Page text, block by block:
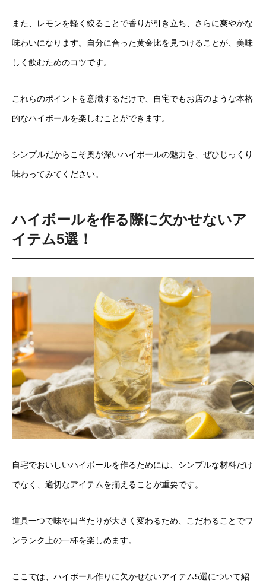
また、レモンを軽く絞ることで香りが引き立ち、さらに爽やかな
味わいになります。自分に合った黄金比を見つけることが、美味
しく飲むためのコツです。
これらのポイントを意識するだけで、自宅でもお店のような本格
的なハイボールを楽しむことができます。
シンプルだからこそ奥が深いハイボールの魅力を、ぜひじっくり
味わってみてください。
ハイボールを作る際に欠かせないア
イテム5選！
自宅でおいしいハイボールを作るためには、シンプルな材料だけ
でなく、適切なアイテムを揃えることが重要です。
道具一つで味や口当たりが大きく変わるため、こだわることでワ
ンランク上の一杯を楽しめます。
ここでは、ハイボール作りに欠かせないアイテム5選について紹